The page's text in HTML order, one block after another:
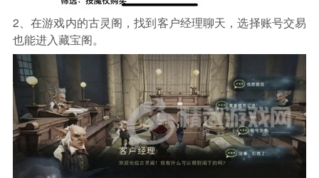
2、在游戏内的古灵阁，找到客户经理聊天，选择账号交易
也能进入藏宝阁。